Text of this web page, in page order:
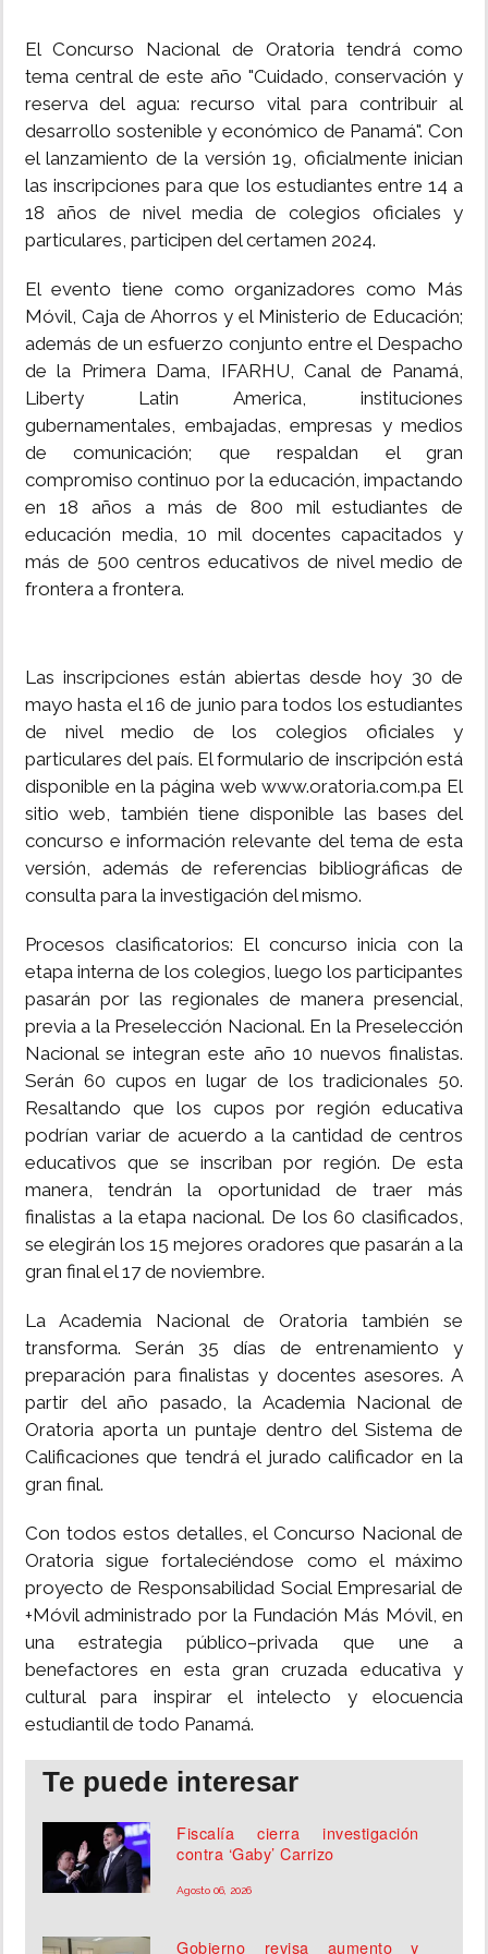
El Concurso Nacional de Oratoria tendrá como
tema central de este año "Cuidado, conservación y
reserva del agua: recurso vital para contribuir al
desarrollo sostenible y económico de Panamá". Con
el lanzamiento de la versión 19, oficialmente inician
las inscripciones para que los estudiantes entre 14 a
18 años de nivel media de colegios oficiales y
particulares, participen del certamen 2024.
El evento tiene como organizadores como Más
Móvil, Caja de Ahorros y el Ministerio de Educación;
además de un esfuerzo conjunto entre el Despacho
de la Primera Dama, IFARHU, Canal de Panamá,
Liberty Latin America, instituciones
gubernamentales, embajadas, empresas y medios
de comunicación; que respaldan el gran
compromiso continuo por la educación, impactando
en 18 años a más de 800 mil estudiantes de
educación media, 10 mil docentes capacitados y
más de 500 centros educativos de nivel medio de
frontera a frontera.
Las inscripciones están abiertas desde hoy 30 de
mayo hasta el 16 de junio para todos los estudiantes
de nivel medio de los colegios oficiales y
particulares del país. El formulario de inscripción está
disponible en la página web www.oratoria.com.pa El
sitio web, también tiene disponible las bases del
concurso e información relevante del tema de esta
versión, además de referencias bibliográficas de
consulta para la investigación del mismo.
Procesos clasificatorios: El concurso inicia con la
etapa interna de los colegios, luego los participantes
pasarán por las regionales de manera presencial,
previa a la Preselección Nacional. En la Preselección
Nacional se integran este año 10 nuevos finalistas.
Serán 60 cupos en lugar de los tradicionales 50.
Resaltando que los cupos por región educativa
podrían variar de acuerdo a la cantidad de centros
educativos que se inscriban por región. De esta
manera, tendrán la oportunidad de traer más
finalistas a la etapa nacional. De los 60 clasificados,
se elegirán los 15 mejores oradores que pasarán a la
gran final el 17 de noviembre.
La Academia Nacional de Oratoria también se
transforma. Serán 35 días de entrenamiento y
preparación para finalistas y docentes asesores. A
partir del año pasado, la Academia Nacional de
Oratoria aporta un puntaje dentro del Sistema de
Calificaciones que tendrá el jurado calificador en la
gran final.
Con todos estos detalles, el Concurso Nacional de
Oratoria sigue fortaleciéndose como el máximo
proyecto de Responsabilidad Social Empresarial de
+Móvil administrado por la Fundación Más Móvil, en
una estrategia público–privada que une a
benefactores en esta gran cruzada educativa y
cultural para inspirar el intelecto y elocuencia
estudiantil de todo Panamá.
Te puede interesar
Fiscalía cierra investigación
contra ‘Gaby’ Carrizo
Agosto 06, 2026
Gobierno revisa aumento y